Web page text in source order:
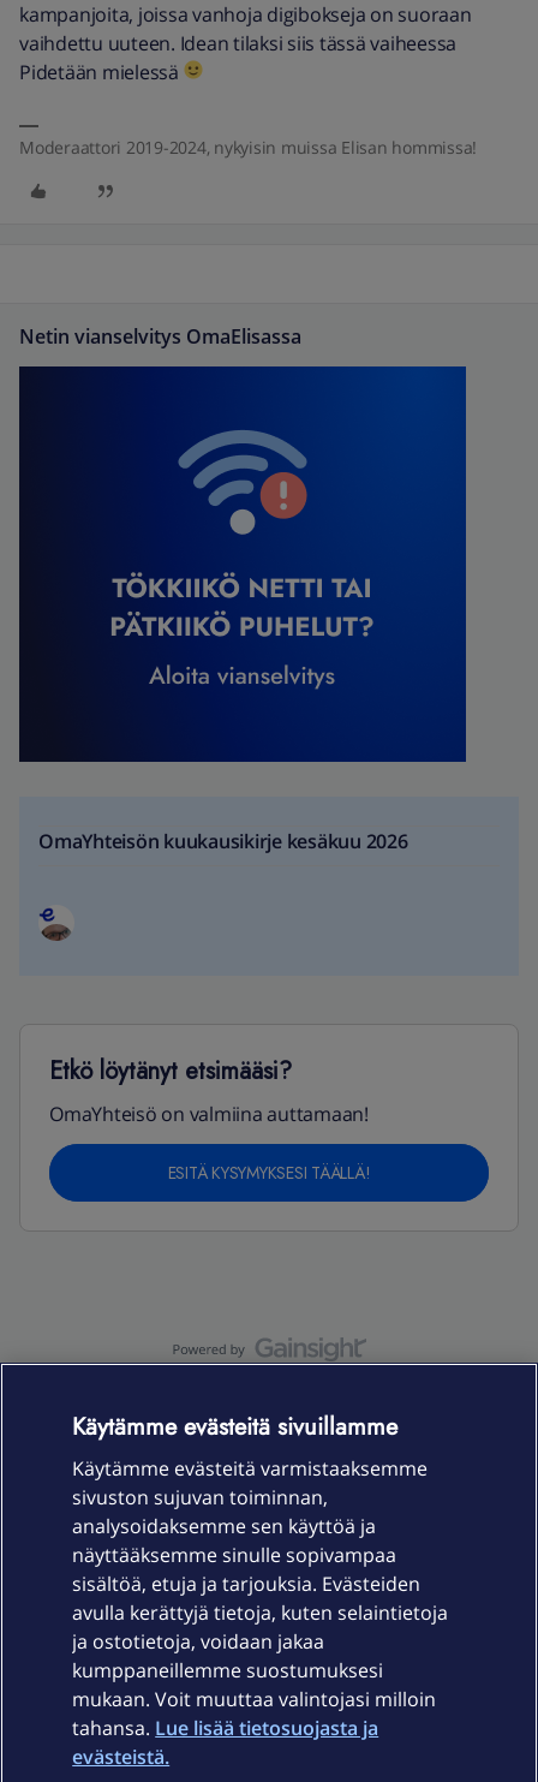
kampanjoita, joissa vanhoja digibokseja on suoraan
vaihdettu uuteen. Idean tilaksi siis tässä vaiheessa
Pidetään mielessä
Moderaattori 2019-2024, nykyisin muissa Elisan hommissa!
Netin vianselvitys OmaElisassa
OmaYhteisön kuukausikirje kesäkuu 2026
Etkö löytänyt etsimääsi?
OmaYhteisö on valmiina auttamaan!
ESITÄ KYSYMYKSESI TÄÄLLÄ!
Laitteet & liittymät
Palvelut
Ajankohtaista
Käytämme evästeitä sivuillamme
Käytämme evästeitä varmistaaksemme
sivuston sujuvan toiminnan,
analysoidaksemme sen käyttöä ja
näyttääksemme sinulle sopivampaa
sisältöä, etuja ja tarjouksia. Evästeiden
avulla kerättyjä tietoja, kuten selaintietoja
ja ostotietoja, voidaan jakaa
kumppaneillemme suostumuksesi
mukaan. Voit muuttaa valintojasi milloin
tahansa. Lue lisää tietosuojasta ja
evästeistä.